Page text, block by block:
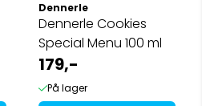
Dennerle
Dennerle Cookies
Special Menu 100 ml
179,-
På lager